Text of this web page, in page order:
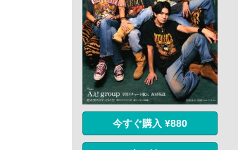
今すぐ購入 ¥880